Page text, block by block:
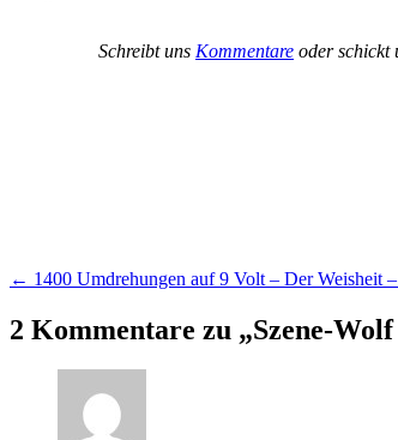
Schreibt uns Kommentare oder schickt
Beitragsnavigation
← 1400 Umdrehungen auf 9 Volt – Der Weisheit
2 Kommentare zu „Szene-